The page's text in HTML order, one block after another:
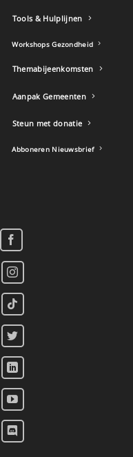
Tools & Hulplijnen
Workshops Gezondheid
Themabijeenkomsten
Aanpak Gemeenten
Steun met donatie
Abboneren Nieuwsbrief